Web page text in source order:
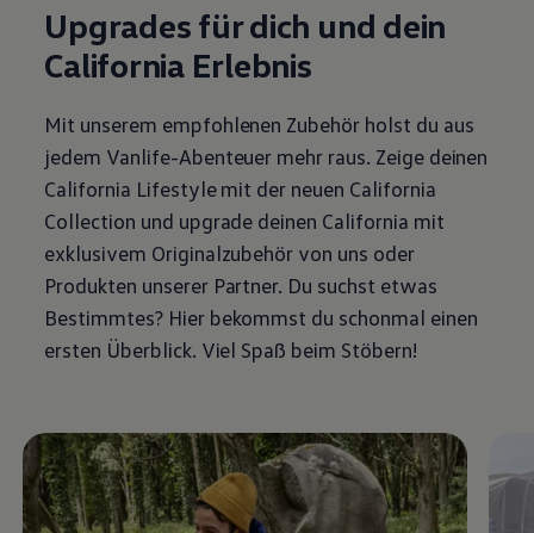
Upgrades für dich und dein
CaliforniaErlebnis
Mit unserem empfohlenen Zubehör holst du aus
jedem Vanlife-Abenteuer mehr raus. Zeige deinen
California Lifestyle mit der neuen California
Collection und upgrade deinen California mit
exklusivem Originalzubehör von uns oder
Produkten unserer Partner. Du suchst etwas
Bestimmtes? Hier bekommst du schonmal einen
ersten Überblick. Viel Spaß beim Stöbern!
Video im Vollbild anzeigen